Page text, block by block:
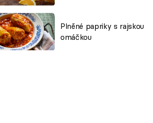
Plněné papriky s rajskou
omáčkou